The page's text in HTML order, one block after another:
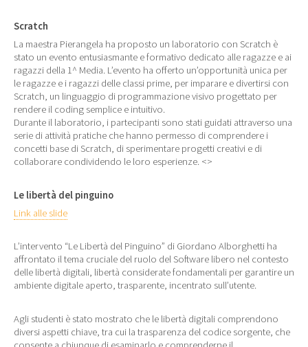
Scratch
La maestra Pierangela ha proposto un laboratorio con Scratch è
stato un evento entusiasmante e formativo dedicato alle ragazze e ai
ragazzi della 1^ Media. L’evento ha offerto un’opportunità unica per
le ragazze e i ragazzi delle classi prime, per imparare e divertirsi con
Scratch, un linguaggio di programmazione visivo progettato per
rendere il coding semplice e intuitivo.
Durante il laboratorio, i partecipanti sono stati guidati attraverso una
serie di attività pratiche che hanno permesso di comprendere i
concetti base di Scratch, di sperimentare progetti creativi e di
collaborare condividendo le loro esperienze. <>
Le libertà del pinguino
Link alle slide
L’intervento “Le Libertà del Pinguino” di Giordano Alborghetti ha
affrontato il tema cruciale del ruolo del Software libero nel contesto
delle libertà digitali, libertà considerate fondamentali per garantire un
ambiente digitale aperto, trasparente, incentrato sull’utente.
Agli studenti è stato mostrato che le libertà digitali comprendono
diversi aspetti chiave, tra cui la trasparenza del codice sorgente, che